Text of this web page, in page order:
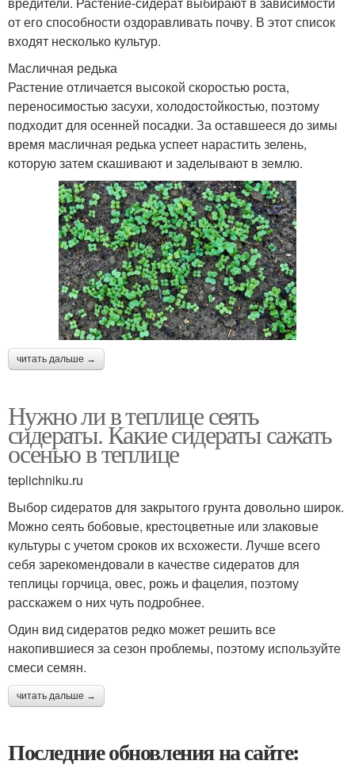
от его способности оздоравливать почву. В этот список
входят несколько культур.
Масличная редька
Растение отличается высокой скоростью роста,
переносимостью засухи, холодостойкостью, поэтому
подходит для осенней посадки. За оставшееся до зимы
время масличная редька успеет нарастить зелень,
которую затем скашивают и заделывают в землю.
читать дальше →
Нужно ли в теплице сеять
сидераты. Какие сидераты сажать
осенью в теплице
teplichniku.ru
Выбор сидератов для закрытого грунта довольно широк.
Можно сеять бобовые, крестоцветные или злаковые
культуры с учетом сроков их всхожести. Лучше всего
себя зарекомендовали в качестве сидератов для
теплицы горчица, овес, рожь и фацелия, поэтому
расскажем о них чуть подробнее.
Один вид сидератов редко может решить все
накопившиеся за сезон проблемы, поэтому используйте
смеси семян.
читать дальше →
Последние обновления на сайте: